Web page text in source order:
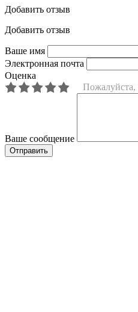
Добавить отзыв
Добавить отзыв
Ваше имя
Электронная почта
Оценка
Пожалуйста,
Ваше сообщение